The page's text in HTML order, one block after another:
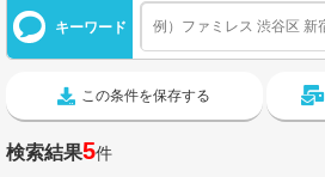
キーワード
この条件を保存する
検索結果5件